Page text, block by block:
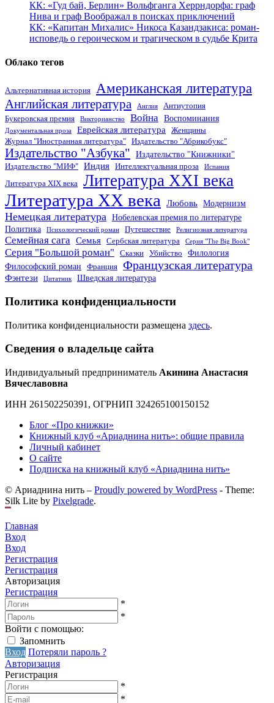
КК: «Гуд бай, Берлин» Вольфганга Херрндорфа: граф
Нива и граф Воображал в поисках приключений
КК: «Капитан Михалис» Никоса Казандзакиса: роман-
исповедь о героическом и трагическом в судьбе Крита
Облако тегов
Альтернативная история Американская литература
Английская литература Англия
Антиутопия
Букеровская премия
Викторианство Война Воспоминания
Документальная проза Еврейская литература
Женщины
Журнал "Иностранная литература"
Издательство "Абрикобукс"
Издательство "Азбука" Издательство "Книжники"
Издательство "МИФ" Индия Интеллектуальная проза Испания
Литература XIX века Литература XXI века
Литература XX века Любовь Модернизм
Немецкая литература Нобелевская премия по литературе
Политика
Психологический роман Путешествие Религиозная литература
Семейная сага Семья Сербская литература Серия "The Big Book"
Серия "Большой роман" Сказки Убийство
Филология
Философский роман
Франция Французская литература
Фэнтези Цитатник Шведская литература
Политика конфиденциальности
Политика конфиденциальности размещена здесь.
Сведения о владельце сайта
Индивидуальный предприниматель Акинина Анастасия
Вячеславовна
ИНН 261502250391, ОГРНИП 324265100150152
Блог «Про книжки»
Книжный клуб «Ариаднина нить»: общие правила
Личный кабинет
О сайте
Подписка на книжный клуб «Ариаднина нить»
© Ариаднина нить – Proudly powered by WordPress - Theme:
Silk Lite by Pixelgrade.
Главная
Вход
Вход
Регистрация
Регистрация
Авторизация
Регистрация
*
*
Войти с помощью:
Запомнить
Вход Потеряли пароль ?
Авторизация
Регистрация
*
*